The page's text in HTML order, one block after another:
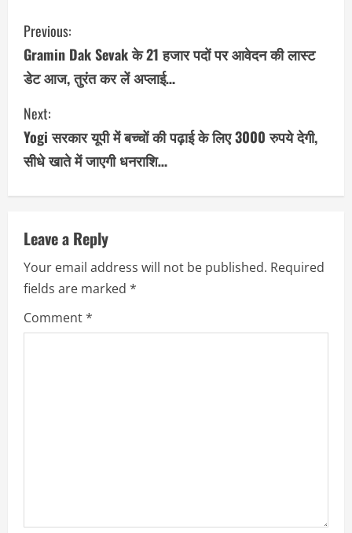
C
o
n
t
i
n
e
R
e
Previous:
Gramin Dak Sevak के 21 हजार पदों पर आवेदन की लास्ट
डेट आज, तुरंत कर लें अप्लाई…
Next:
Yogi सरकार यूपी में बच्‍चों की पढ़ाई के ल‍िए 3000 रुपये देगी,
सीधे खाते में जाएगी धनराशि‍…
Leave a Reply
Your email address will not be published. Required
fields are marked *
Comment*